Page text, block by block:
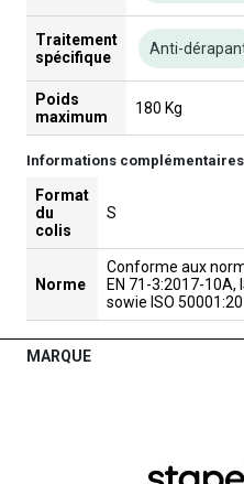
Traitement
spécifique
Anti-
Poids
maximum
180 Kg
Informations complémentaires
Format
du
colis
S
Norme
Conforme aux
EN 71-3:2017-10A,
sowie ISO
MARQUE